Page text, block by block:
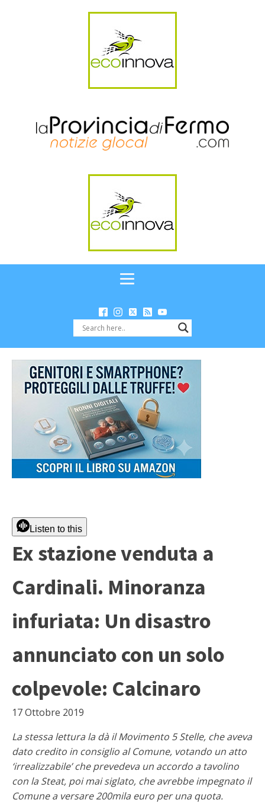
Listen to this
Ex stazione venduta a
Cardinali. Minoranza
infuriata: Un disastro
annunciato con un solo
colpevole: Calcinaro
17 Ottobre 2019
La stessa lettura la dà il Movimento 5 Stelle, che aveva
dato credito in consiglio al Comune, votando un atto
‘irrealizzabile’ che prevedeva un accordo a tavolino
con la Steat, poi mai siglato, che avrebbe impegnato il
Comune a versare 200mila euro per una quota.